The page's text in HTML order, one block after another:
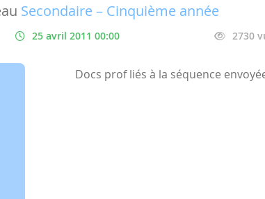
Secondaire – Cinquième année
25 avril 2011 00:00 2730
Docs prof liés à la séquence